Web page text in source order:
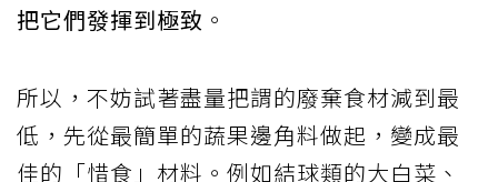
把它們發揮到極致 。
所以，不妨試著盡量把謂的廢棄食材減到最
低，先從最簡單的蔬果邊角料做起，變成最
佳的「惜食」材料。例如結球類的大白菜、